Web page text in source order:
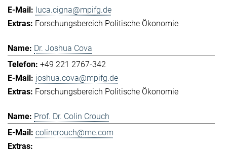
luca.cigna@mpifg.de
Forschungsbereich Politische Ökonomie
Dr. Joshua Cova
+49 221 2767-342
joshua.cova@mpifg.de
Forschungsbereich Politische Ökonomie
Prof. Dr. Colin Crouch
colincrouch@me.com